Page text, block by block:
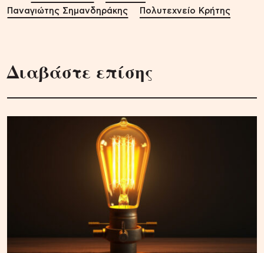
Παναγιώτης Σημανδηράκης
Πολυτεχνείο Κρήτης
Διαβάστε επίσης